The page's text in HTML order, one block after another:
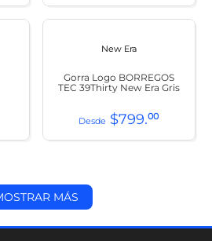
New Era
Gorra Logo BORREGOS
TEC 39Thirty New Era Gris
$799.00
MÁS